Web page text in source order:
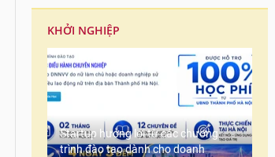
KHỞI NGHIỆP
Startup hưởng lợi từ các chương
trình đào tạo dành cho doanh